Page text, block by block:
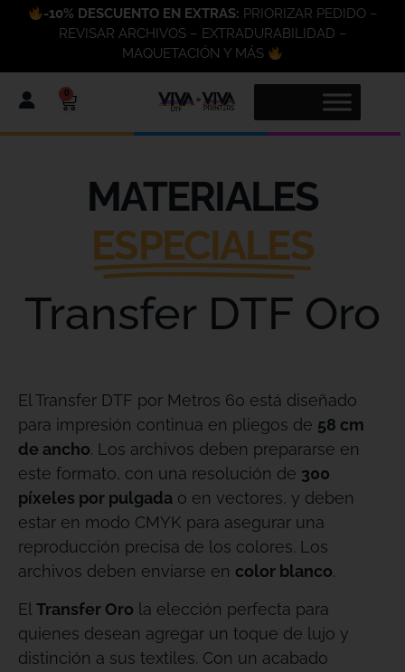
-10% DESCUENTO EN EXTRAS: PRIORIZAR PEDIDO –
REVISAR ARCHIVOS – EXTRADURABILIDAD –
MAQUETACIÓN Y MÁS
0
MATERIALES
ESPECIALES
Transfer DTF Oro
El Transfer DTF por Metros 60 está diseñado
para impresión continua en pliegos de 58 cm
de ancho. Los archivos deben prepararse en
este formato, con una resolución de 300
píxeles por pulgada o en vectores, y deben
estar en modo CMYK para asegurar una
reproducción precisa de los colores. Los
archivos deben enviarse en color blanco.
El Transfer Oro la elección perfecta para
quienes desean agregar un toque de lujo y
distinción a sus textiles. Con un acabado